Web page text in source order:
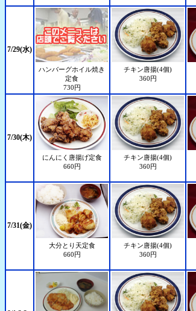
7/29(水)
ハンバーグホイル焼き
定食
730円
チキン唐揚(4個)
360円
7/30(木)
にんにく唐揚げ定食
660円
チキン唐揚(4個)
360円
7/31(金)
大分とり天定食
660円
チキン唐揚(4個)
360円